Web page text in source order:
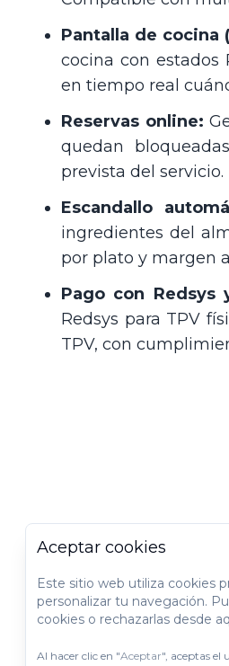
Pantalla de cocina
cocina con estados
en tiempo real
Reservas online:
quedan
prevista del servicio.
Escandallo
ingredientes del
por plato y margen
Pago con Redsys
Redsys para TPV
TPV, con
Aceptar cookies
Este sitio web utiliza cookies
personalizar tu navegación.
cookies o rechazarlas desde
Al hacer clic en "Aceptar", aceptas el